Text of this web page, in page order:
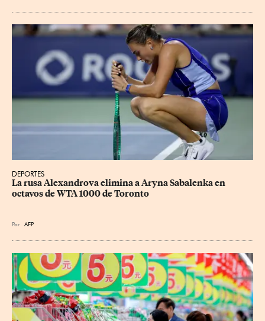
DEPORTES
La rusa Alexandrova elimina a Aryna Sabalenka en
octavos de WTA 1000 de Toronto
Por AFP